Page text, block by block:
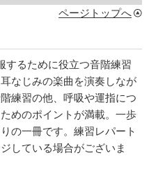
ページトップへ
るために役立つ音階練習
なじみの楽曲を演奏しなが
練習の他、呼吸や運指につ
めのポイントが満載。一歩
の一冊です。練習レパート
している場合がございま